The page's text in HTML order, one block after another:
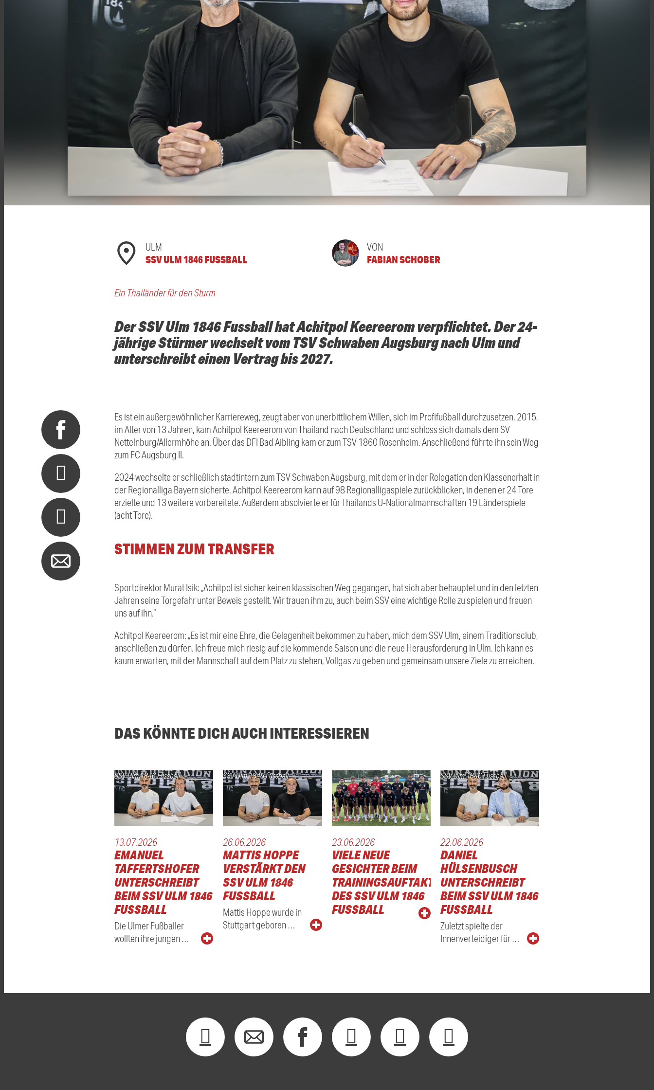
ULM
SSV ULM 1846 FUSSBALL
VON
FABIAN SCHOBER
Ein Thailänder für den Sturm
Der SSV Ulm 1846 Fussball hat Achitpol Keereerom verpflichtet. Der 24-
jährige Stürmer wechselt vom TSV Schwaben Augsburg nach Ulm und
unterschreibt einen Vertrag bis 2027.
Es ist ein außergewöhnlicher Karriereweg, zeugt aber von unerbittlichem Willen, sich im Profifußball durchzusetzen. 2015,
im Alter von 13 Jahren, kam Achitpol Keereerom von Thailand nach Deutschland und schloss sich damals dem SV
Nettelnburg/Allermhöhe an. Über das DFI Bad Aibling kam er zum TSV 1860 Rosenheim. Anschließend führte ihn sein Weg
zum FC Augsburg II.
2024 wechselte er schließlich stadtintern zum TSV Schwaben Augsburg, mit dem er in der Relegation den Klassenerhalt in
der Regionalliga Bayern sicherte. Achitpol Keereerom kann auf 98 Regionalligaspiele zurückblicken, in denen er 24 Tore
erzielte und 13 weitere vorbereitete. Außerdem absolvierte er für Thailands U-Nationalmannschaften 19 Länderspiele
(acht Tore).
STIMMEN ZUM TRANSFER
Sportdirektor Murat Isik: „Achitpol ist sicher keinen klassischen Weg gegangen, hat sich aber behauptet und in den letzten
Jahren seine Torgefahr unter Beweis gestellt. Wir trauen ihm zu, auch beim SSV eine wichtige Rolle zu spielen und freuen
uns auf ihn.“
Achitpol Keereerom: „Es ist mir eine Ehre, die Gelegenheit bekommen zu haben, mich dem SSV Ulm, einem Traditionsclub,
anschließen zu dürfen. Ich freue mich riesig auf die kommende Saison und die neue Herausforderung in Ulm. Ich kann es
kaum erwarten, mit der Mannschaft auf dem Platz zu stehen, Vollgas zu geben und gemeinsam unsere Ziele zu erreichen.
DAS KÖNNTE DICH AUCH INTERESSIEREN
SSV Ulm 1846 Fussball
13.07.2026
EMANUEL
TAFFERTSHOFER
UNTERSCHREIBT
BEIM SSV ULM 1846
FUSSBALL
Die Ulmer Fußballer
wollten ihre jungen …
SSV Ulm 1846 Fussball
26.06.2026
MATTIS HOPPE
VERSTÄRKT DEN
SSV ULM 1846
FUSSBALL
Mattis Hoppe wurde in
Stuttgart geboren …
23.06.2026
VIELE NEUE
GESICHTER BEIM
TRAININGSAUFTAKT
DES SSV ULM 1846
FUSSBALL
SSV Ulm 1846 Fussball
22.06.2026
DANIEL
HÜLSENBUSCH
UNTERSCHREIBT
BEIM SSV ULM 1846
FUSSBALL
Zuletzt spielte der
Innenverteidiger für …